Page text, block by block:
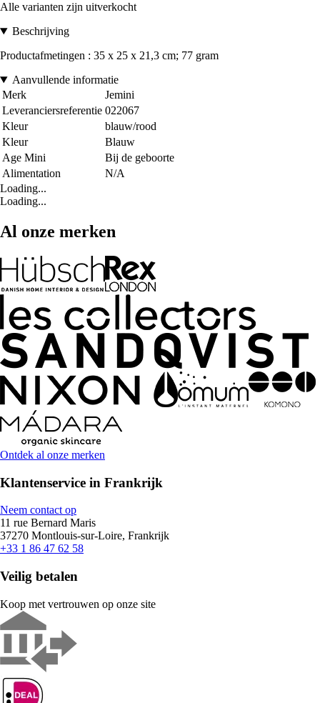
Alle varianten zijn uitverkocht
Beschrijving
Productafmetingen : 35 x 25 x 21,3 cm; 77 gram
Aanvullende informatie
Merk
Jemini
Leveranciersreferentie 022067
Kleur
blauw/rood
Kleur
Blauw
Age Mini
Bij de geboorte
Alimentation
N/A
Loading...
Loading...
Al onze merken
Ontdek al onze merken
Klantenservice in Frankrijk
Neem contact op
11 rue Bernard Maris
37270 Montlouis-sur-Loire, Frankrijk
+33 1 86 47 62 58
Veilig betalen
Koop met vertrouwen op onze site